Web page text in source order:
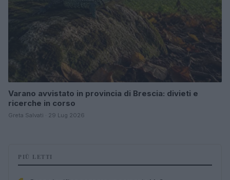
Varano avvistato in provincia di Brescia: divieti e
ricerche in corso
Greta Salvati · 29 Lug 2026
PIÙ LETTI